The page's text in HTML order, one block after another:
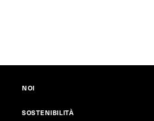
NOI
SOSTENIBILITÀ